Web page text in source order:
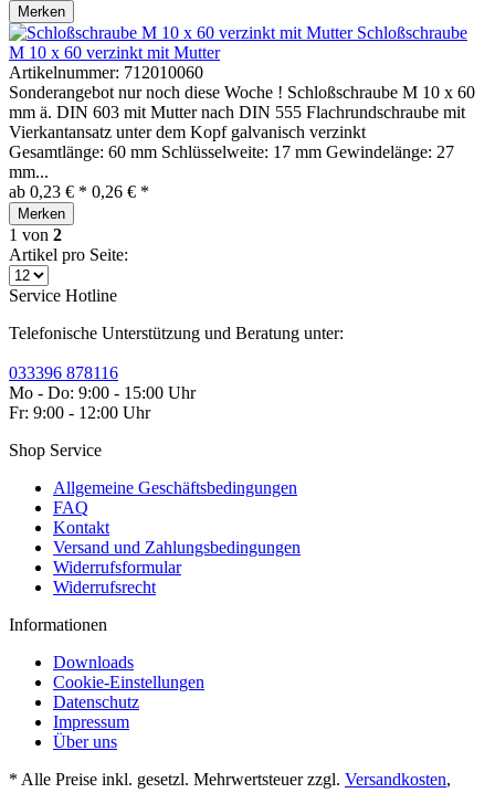
Merken
Schloßschraube
M 10 x 60 verzinkt mit Mutter
Artikelnummer: 712010060
Sonderangebot nur noch diese Woche ! Schloßschraube M 10 x 60
mm ä. DIN 603 mit Mutter nach DIN 555 Flachrundschraube mit
Vierkantansatz unter dem Kopf galvanisch verzinkt
Gesamtlänge: 60 mm Schlüsselweite: 17 mm Gewindelänge: 27
mm...
ab 0,23 € * 0,26 € *
Merken
1 von 2
Artikel pro Seite:
Service Hotline
Telefonische Unterstützung und Beratung unter:
033396 878116
Mo - Do: 9:00 - 15:00 Uhr
Fr: 9:00 - 12:00 Uhr
Shop Service
Allgemeine Geschäftsbedingungen
FAQ
Kontakt
Versand und Zahlungsbedingungen
Widerrufsformular
Widerrufsrecht
Informationen
Downloads
Cookie-Einstellungen
Datenschutz
Impressum
Über uns
* Alle Preise inkl. gesetzl. Mehrwertsteuer zzgl. Versandkosten,